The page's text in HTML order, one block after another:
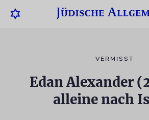
VERMISST
Edan Alexander
alleine nach